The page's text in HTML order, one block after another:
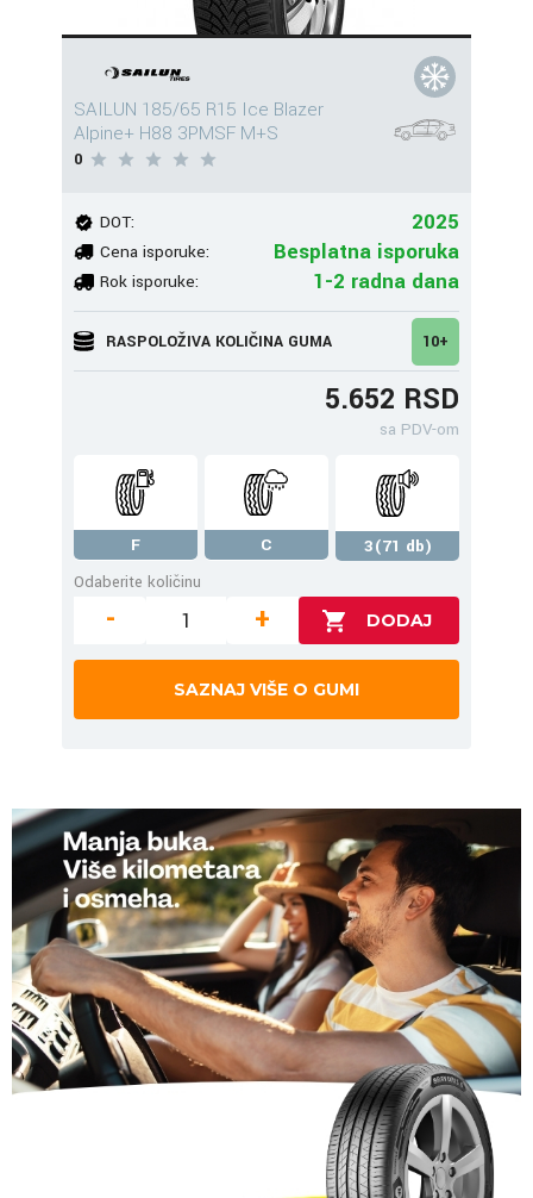
SAILUN 185/65 R15 Ice Blazer
Alpine+ H88 3PMSF M+S
0
DOT: 2025
Cena isporuke: Besplatna isporuka
Rok isporuke: 1-2 radna dana
RASPOLOŽIVA KOLIČINA GUMA 10+
5.652 RSD
sa PDV-om
F C
3(71 db)
Odaberite količinu
- +
SAZNAJ VIŠE O GUMI